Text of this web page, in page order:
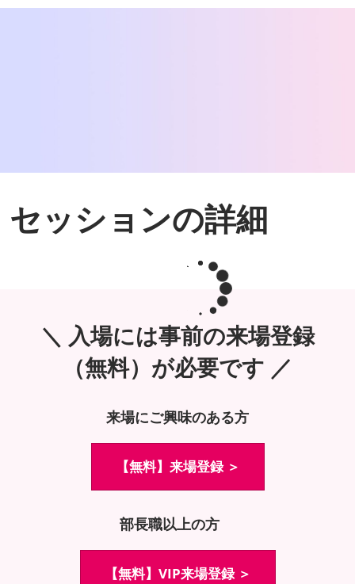
セッションの詳細
＼ 入場には事前の来場登録
（無料）が必要です ／
来場にご興味のある方
【無料】来場登録 ＞
部長職以上の方
【無料】VIP来場登録 ＞